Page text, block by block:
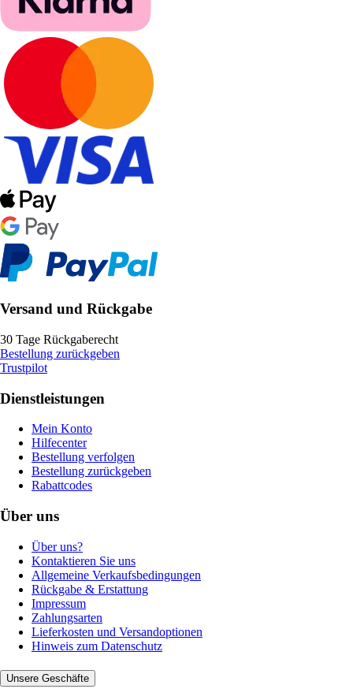
Versand und Rückgabe
30 Tage Rückgaberecht
Bestellung zurückgeben
Trustpilot
Dienstleistungen
Mein Konto
Hilfecenter
Bestellung verfolgen
Bestellung zurückgeben
Rabattcodes
Über uns
Über uns?
Kontaktieren Sie uns
Allgemeine Verkaufsbedingungen
Rückgabe & Erstattung
Impressum
Zahlungsarten
Lieferkosten und Versandoptionen
Hinweis zum Datenschutz
Unsere Geschäfte